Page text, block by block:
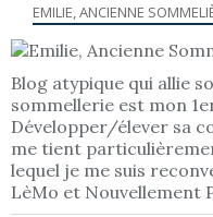
EMILIE, ANCIENNE
Blog atypique qui allie
sommellerie est mon
Développer/élever sa
me tient
lequel je me suis
LèMo et Nouvellement